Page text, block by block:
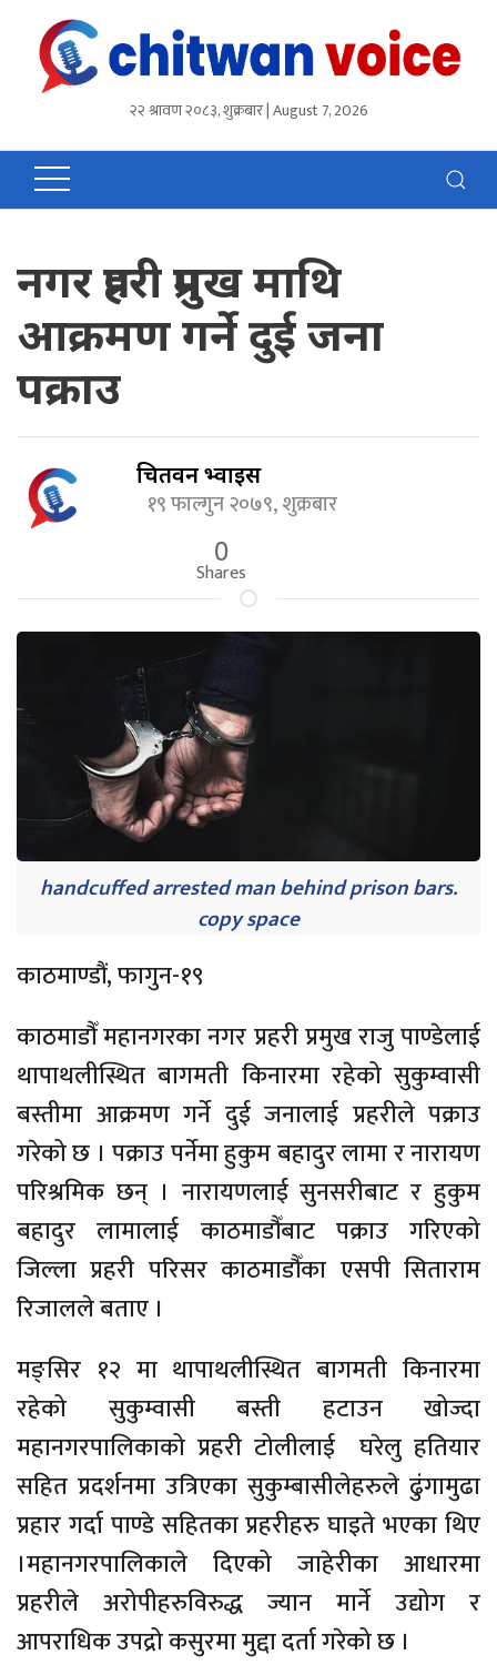
२२ श्रावण २०८३, शुक्रबार | August 7, 2026
नगर प्रहरी प्रमुख माथि
आक्रमण गर्ने दुई जना
पक्राउ
चितवन भ्वाईस
१९ फाल्गुन २०७९, शुक्रबार
0
Shares
handcuffed arrested man behind prison bars.
copy space
काठमाण्डौं, फागुन-१९
काठमाडौँ महानगरका नगर प्रहरी प्रमुख राजु पाण्डेलाई
थापाथलीस्थित बागमती किनारमा रहेको सुकुम्वासी
बस्तीमा आक्रमण गर्ने दुई जनालाई प्रहरीले पक्राउ
गरेको छ । पक्राउ पर्नेमा हुकुम बहादुर लामा र नारायण
परिश्रमिक छन् । नारायणलाई सुनसरीबाट र हुकुम
बहादुर लामालाई काठमाडौँबाट पक्राउ गरिएको
जिल्ला प्रहरी परिसर काठमाडौँका एसपी सिताराम
रिजालले बताए ।
मङ्सिर १२ मा थापाथलीस्थित बागमती किनारमा
रहेको सुकुम्वासी बस्ती हटाउन खोज्दा
महानगरपालिकाको प्रहरी टोलीलाई घरेलु हतियार
सहित प्रदर्शनमा उत्रिएका सुकुम्बासीलेहरुले ढुंगामुढा
प्रहार गर्दा पाण्डे सहितका प्रहरीहरु घाइते भएका थिए
।महानगरपालिकाले दिएको जाहेरीका आधारमा
प्रहरीले अरोपीहरुविरुद्ध ज्यान मार्ने उद्योग र
आपराधिक उपद्रो कसुरमा मुद्दा दर्ता गरेको छ ।